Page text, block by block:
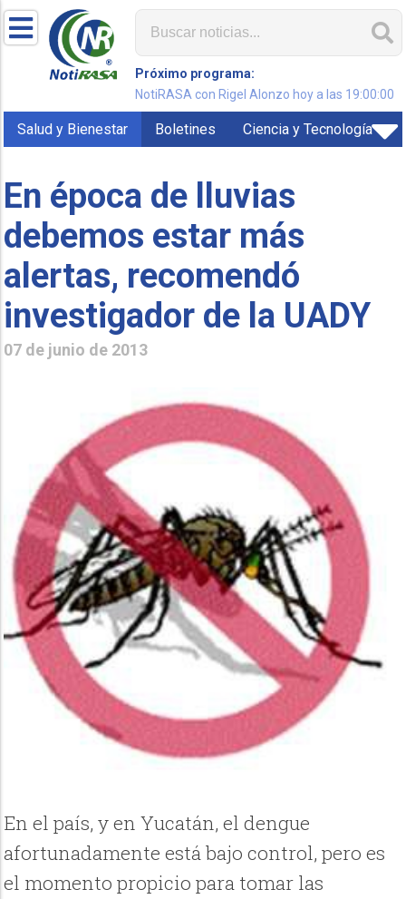
Próximo programa:
NotiRASA con Rigel Alonzo hoy a las 19:00:00
Salud y Bienestar Boletines Ciencia y Tecnología
En época de lluvias
debemos estar más
alertas, recomendó
investigador de la UADY
07 de junio de 2013
En el país, y en Yucatán, el dengue
afortunadamente está bajo control, pero es
el momento propicio para tomar las